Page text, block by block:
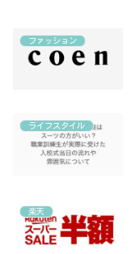
ファッション
ライフスタイル
楽天